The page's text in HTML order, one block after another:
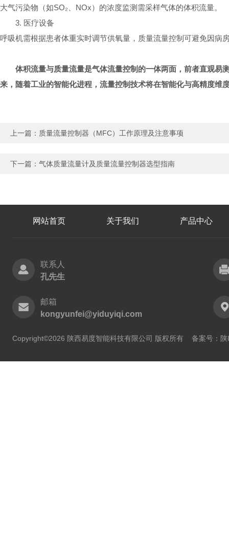
大气污染物（如SO₂、NOx）的浓度监测需采样气体的体积流量。
3. 医疗设备
呼吸机需根据患者体重实时调节供氧量，质量流量控制可避免因病
体积流量与质量流量是气体流量控制的一体两面，前者直观易
来，随着工业的智能化进程，流量控制技术将在智能化与高精度
上一篇： 质量流量控制器（MFC）工作原理及注意事项
下一篇： 气体质量流量计及质量流量控制器选型指南
网站首页 关于我们 产品中心
联系人
孔先生
邮箱
kongyunfei@yiduyiqi.com
Copyright©2026 陕西易度智能科技有限公司 版权所有 备案号：